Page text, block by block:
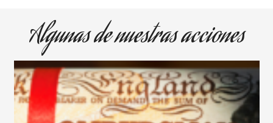
Algunas de nuestras acciones